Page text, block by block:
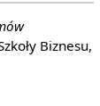
Biznesu,